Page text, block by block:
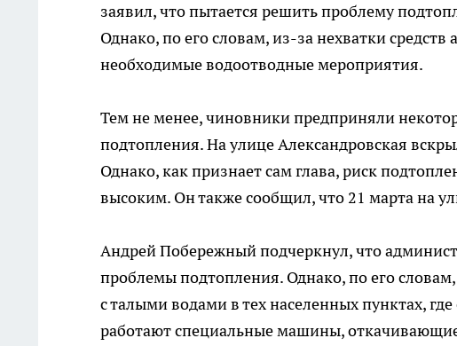
заявил, что пытается решить проблему
Однако, по его словам, из-за нехватки
необходимые водоотводные мероприятия.
Тем не менее, чиновники предприняли
подтопления. На улице Александровская
Однако, как признает сам глава, риск
высоким. Он также сообщил, что 21 марта на
Андрей Побережный подчеркнул, что
проблемы подтопления. Однако, по его
с талыми водами в тех населенных пунктах,
работают специальные машины,